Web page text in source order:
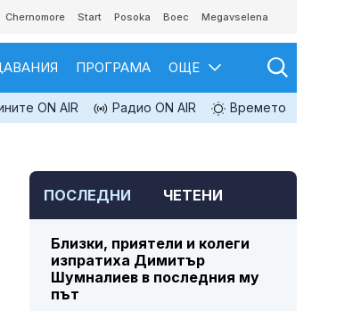
Chernomore Start Posoka Boec Megavselena
ПРОГРАМА ОЩЕ
ON AIR Радио ON AIR Времето
ПОСЛЕДНИ ЧЕТЕНИ
Близки, приятели и колеги
изпратиха Димитър
Шумналиев в последния му
път